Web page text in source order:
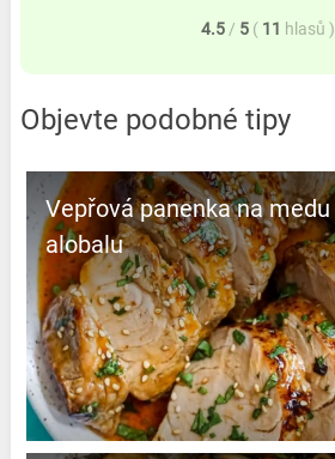
4.5/ 5 ( 11 hlasů )
Objevte podobné tipy
Vepřová panenka na
alobalu